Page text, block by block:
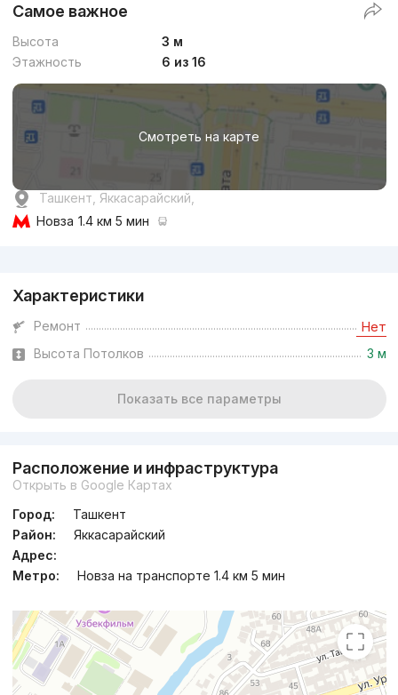
Самое важное
Высота
3 м
Этажность
6 из 16
Смотреть на карте
Ташкент, Яккасарайский,
Новза 1.4 км 5 мин
Характеристики
Ремонт Нет
Высота Потолков 3 м
Показать все параметры
Расположение и инфраструктура
Открыть в Google Картах
Город:
Ташкент
Район:
Яккасарайский
Адрес:
Метро:
Новза на транспорте 1.4 км 5 мин